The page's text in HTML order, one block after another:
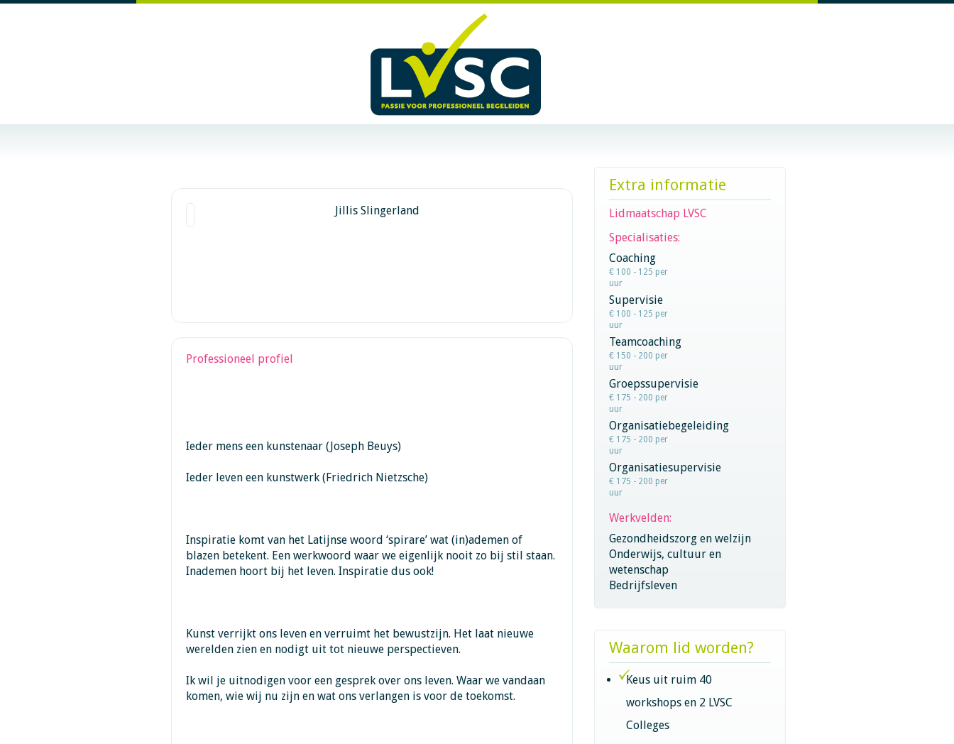
Jillis Slingerland
Professioneel profiel
Ieder mens een kunstenaar (Joseph Beuys)
Ieder leven een kunstwerk (Friedrich Nietzsche)
Inspiratie komt van het Latijnse woord ‘spirare’ wat (in)ademen of
blazen betekent. Een werkwoord waar we eigenlijk nooit zo bij stil staan.
Inademen hoort bij het leven. Inspiratie dus ook!
Kunst verrijkt ons leven en verruimt het bewustzijn. Het laat nieuwe
werelden zien en nodigt uit tot nieuwe perspectieven.
Ik wil je uitnodigen voor een gesprek over ons leven. Waar we vandaan
komen, wie wij nu zijn en wat ons verlangen is voor de toekomst.
Extra informatie
Lidmaatschap LVSC
Specialisaties:
Coaching
€ 100 - 125 per
uur
Supervisie
€ 100 - 125 per
uur
Teamcoaching
€ 150 - 200 per
uur
Groepssupervisie
€ 175 - 200 per
uur
Organisatiebegeleiding
€ 175 - 200 per
uur
Organisatiesupervisie
€ 175 - 200 per
uur
Werkvelden:
Gezondheidszorg en welzijn
Onderwijs, cultuur en
wetenschap
Bedrijfsleven
Waarom lid worden?
Keus uit ruim 40
workshops en 2 LVSC
Colleges